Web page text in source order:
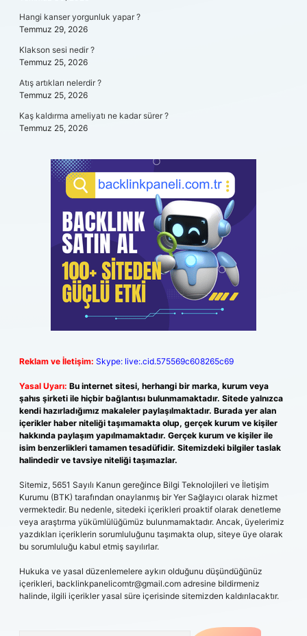
Hangi kanser yorgunluk yapar ?
Temmuz 29, 2026
Klakson sesi nedir ?
Temmuz 25, 2026
Atış artıkları nelerdir ?
Temmuz 25, 2026
Kaş kaldırma ameliyatı ne kadar sürer ?
Temmuz 25, 2026
Reklam ve İletişim: Skype: live:.cid.575569c608265c69
Yasal Uyarı: Bu internet sitesi, herhangi bir marka, kurum veya
şahıs şirketi ile hiçbir bağlantısı bulunmamaktadır. Sitede yalnızca
kendi hazırladığımız makaleler paylaşılmaktadır. Burada yer alan
içerikler haber niteliği taşımamakta olup, gerçek kurum ve kişiler
hakkında paylaşım yapılmamaktadır. Gerçek kurum ve kişiler ile
isim benzerlikleri tamamen tesadüfidir. Sitemizdeki bilgiler taslak
halindedir ve tavsiye niteliği taşımazlar.
Sitemiz, 5651 Sayılı Kanun gereğince Bilgi Teknolojileri ve İletişim
Kurumu (BTK) tarafından onaylanmış bir Yer Sağlayıcı olarak hizmet
vermektedir. Bu nedenle, sitedeki içerikleri proaktif olarak denetleme
veya araştırma yükümlülüğümüz bulunmamaktadır. Ancak, üyelerimiz
yazdıkları içeriklerin sorumluluğunu taşımakta olup, siteye üye olarak
bu sorumluluğu kabul etmiş sayılırlar.
Hukuka ve yasal düzenlemelere aykırı olduğunu düşündüğünüz
içerikleri, backlinkpanelicomtr@gmail.com adresine bildirmeniz
halinde, ilgili içerikler yasal süre içerisinde sitemizden kaldırılacaktır.